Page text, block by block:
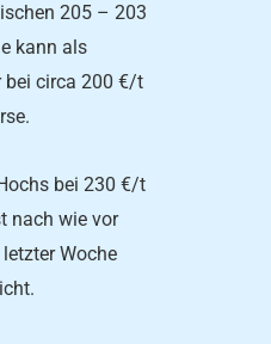
205 – 203
kann als
bei circa 200 €/t
bei 230 €/t
nach wie vor
Woche